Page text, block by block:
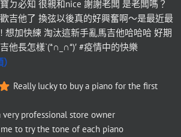
ㄉ必知 很親和nice 謝謝老闆 是老闆嗎？
吉他了 換弦以後真的好興奮啊～是最近最
想加快練 淘汰這新手亂馬吉他哈哈哈 好期
他長怎樣`(*∩_∩*)′ #疫情中的快樂
Really lucky to buy a piano for the first
very professional store owner
to try the tone of each piano